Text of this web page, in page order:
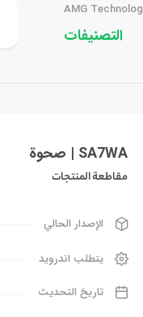
AMG
التصنيفات
SA7WA | صحوة
مقاطعة المنتجات
الإصدار الحالي
يتطلب اندرويد
تاريخ التحديث